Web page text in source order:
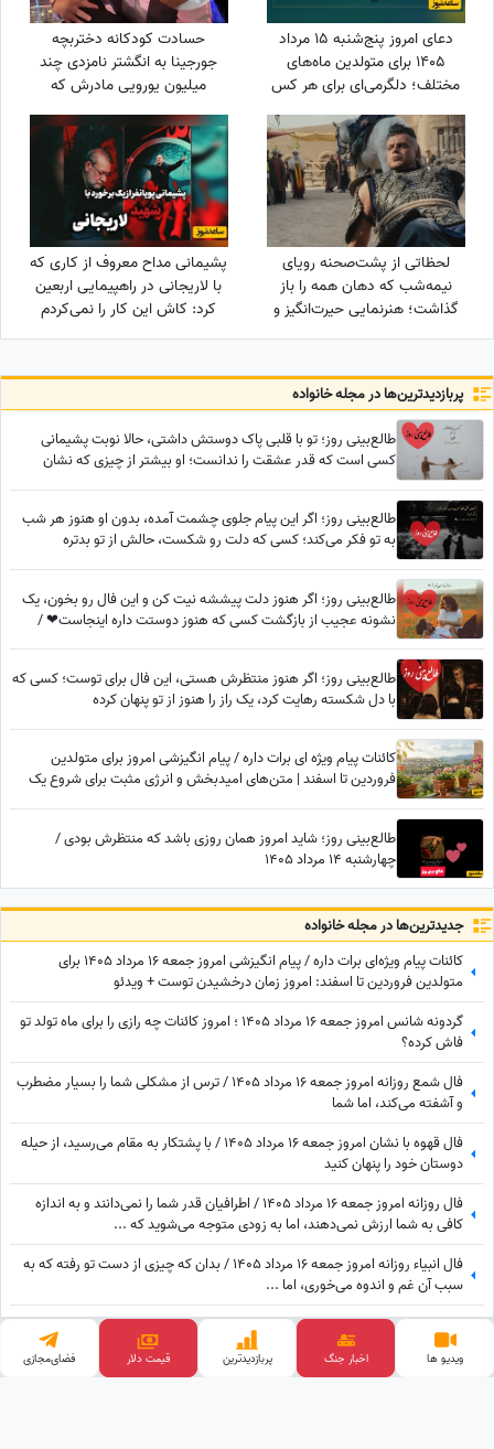
دعای امروز پنج‌شنبه 15 مرداد
1405 برای متولدین ماه‌های
مختلف؛ دلگرمی‌ای برای هر کس
که در آرزوها و نیازهای زندگی
مانده است
حسادت کودکانه دختربچه
جورجینا به انگشتر نامزدی چند
میلیون یورویی مادرش که
رونالدو به او هدیه داده بود!
لحظاتی از پشت‌صحنه رویای
نیمه‌شب که دهان همه را باز
گذاشت؛ هنرنمایی حیرت‌انگیز و
جانانه روزبه حصاری بدون
پشیمانی مداح معروف از کاری که
با لاریجانی در راهپیمایی اربعین
کرد: کاش این کار را نمی‌کردم
پربازدید‌ترین‌ها در مجله خانواده
طالع‌بینی روز؛ تو با قلبی پاک دوستش داشتی، حالا نوبت پشیمانی
کسی است که قدر عشقت را ندانست؛ او بیشتر از چیزی که نشان
طالع‌بینی روز؛ اگر این پیام جلوی چشمت آمده، بدون او هنوز هر شب
به تو فکر می‌کند؛ کسی که دلت رو شکست، حالش از تو بدتره
طالع‌بینی روز؛ اگر هنوز دلت پیششه نیت کن و این فال رو بخون، یک
نشونه عجیب از بازگشت کسی که هنوز دوستت داره اینجاست❤ /
طالع‌بینی روز؛ اگر هنوز منتظرش هستی، این فال برای توست؛ کسی که
با دل شکسته رهایت کرد، یک راز را هنوز از تو پنهان کرده
کائنات پیام ویژه ای برات داره / پیام انگیزشی امروز برای متولدین
فروردین تا اسفند | متن‌های امیدبخش و انرژی مثبت برای شروع یک
طالع‌بینی روز؛ شاید امروز همان روزی باشد که منتظرش بودی /
چهارشنبه 14 مرداد 1405
جدید‌ترین‌ها در مجله خانواده
کائنات پیام ویژه‌ای برات داره / پیام انگیزشی امروز جمعه 16 مرداد 1405 برای
متولدین فروردین تا اسفند: امروز زمان درخشیدن توست + ویدئو
گردونه شانس امروز جمعه 16 مرداد 1405 ؛ امروز کائنات چه رازی را برای ماه تولد تو
فاش کرده؟
فال شمع روزانه امروز جمعه 16 مرداد 1405 / ترس از مشکلی شما را بسیار مضطرب
و آشفته می‌کند، اما شما
فال قهوه با نشان امروز جمعه 16 مرداد 1405 / با پشتکار به مقام می‌رسید، از حیله
دوستان خود را پنهان کنید
فال روزانه امروز جمعه 16 مرداد 1405 / اطرافیان قدر شما را نمی‌دانند و به اندازه
کافی به شما ارزش نمی‌دهند، اما به زودی متوجه می‌شوید که ...
فال انبیاء روزانه امروز جمعه 16 مرداد 1405 / بدان که چیزی از دست تو رفته که به
سبب آن غم و اندوه می‌خوری، اما ...
فال ابجد امروز جمعه 16 مرداد 1405 / به آنچه نیت کرده ای میرسی اما باید ...
فال حافظ با تفسیر امروز جمعه 16 مرداد 1405 + فیلم / مشکلات زیادی سر راه تان
ویدیو ها اخبار جنگ پربازدید‌ترین قیمت طلا فضای‌مجازی